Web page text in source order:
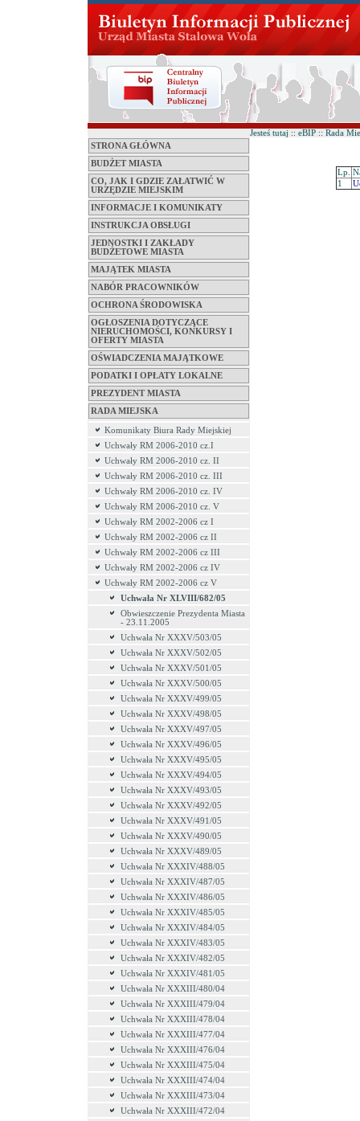
STRONA GŁÓWNA
BUDŻET MIASTA
CO, JAK I GDZIE ZAŁATWIĆ W
URZĘDZIE MIEJSKIM
INFORMACJE I KOMUNIKATY
INSTRUKCJA OBSŁUGI
JEDNOSTKI I ZAKŁADY
BUDŻETOWE MIASTA
MAJĄTEK MIASTA
NABÓR PRACOWNIKÓW
OCHRONA ŚRODOWISKA
OGŁOSZENIA DOTYCZĄCE
NIERUCHOMOŚCI, KONKURSY I
OFERTY MIASTA
OŚWIADCZENIA MAJĄTKOWE
PODATKI I OPŁATY LOKALNE
PREZYDENT MIASTA
RADA MIEJSKA
Komunikaty Biura Rady Miejskiej
Uchwały RM 2006-2010 cz.I
Uchwały RM 2006-2010 cz. II
Uchwały RM 2006-2010 cz. III
Uchwały RM 2006-2010 cz. IV
Uchwały RM 2006-2010 cz. V
Uchwały RM 2002-2006 cz I
Uchwały RM 2002-2006 cz II
Uchwały RM 2002-2006 cz III
Uchwały RM 2002-2006 cz IV
Uchwały RM 2002-2006 cz V
Uchwała Nr XLVIII/682/05
Obwieszczenie Prezydenta Miasta
- 23.11.2005
Uchwała Nr XXXV/503/05
Uchwała Nr XXXV/502/05
Uchwała Nr XXXV/501/05
Uchwała Nr XXXV/500/05
Uchwała Nr XXXV/499/05
Uchwała Nr XXXV/498/05
Uchwała Nr XXXV/497/05
Uchwała Nr XXXV/496/05
Uchwała Nr XXXV/495/05
Uchwała Nr XXXV/494/05
Uchwała Nr XXXV/493/05
Uchwała Nr XXXV/492/05
Uchwała Nr XXXV/491/05
Uchwała Nr XXXV/490/05
Uchwała Nr XXXV/489/05
Uchwała Nr XXXIV/488/05
Uchwała Nr XXXIV/487/05
Uchwała Nr XXXIV/486/05
Uchwała Nr XXXIV/485/05
Uchwała Nr XXXIV/484/05
Uchwała Nr XXXIV/483/05
Uchwała Nr XXXIV/482/05
Uchwała Nr XXXIV/481/05
Uchwała Nr XXXIII/480/04
Uchwała Nr XXXIII/479/04
Uchwała Nr XXXIII/478/04
Uchwała Nr XXXIII/477/04
Uchwała Nr XXXIII/476/04
Uchwała Nr XXXIII/475/04
Uchwała Nr XXXIII/474/04
Uchwała Nr XXXIII/473/04
Uchwała Nr XXXIII/472/04
Jesteś tutaj :: eBIP :: Rada
Lp.
1